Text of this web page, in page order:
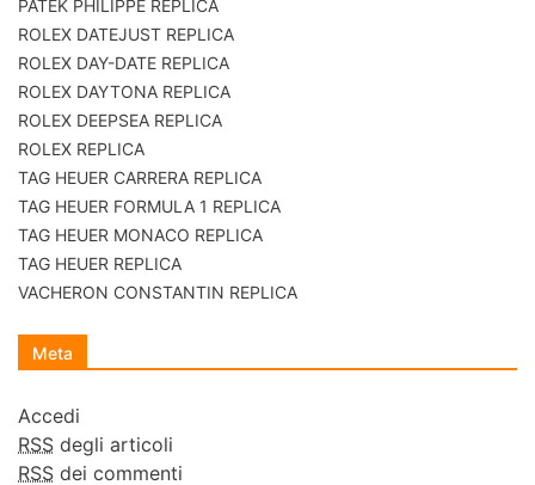
PATEK PHILIPPE REPLICA
ROLEX DATEJUST REPLICA
ROLEX DAY-DATE REPLICA
ROLEX DAYTONA REPLICA
ROLEX DEEPSEA REPLICA
ROLEX REPLICA
TAG HEUER CARRERA REPLICA
TAG HEUER FORMULA 1 REPLICA
TAG HEUER MONACO REPLICA
TAG HEUER REPLICA
VACHERON CONSTANTIN REPLICA
Meta
Accedi
RSS degli articoli
RSS dei commenti